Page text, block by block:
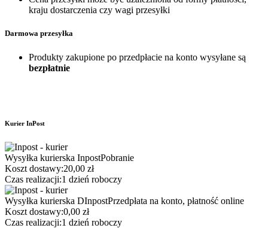
kraju dostarczenia czy wagi przesyłki
Darmowa przesyłka
Produkty zakupione po przedpłacie na konto wysyłane są
bezpłatnie
Kurier InPost
Wysyłka kurierska InpostPobranie
Koszt dostawy:20,00 zł
Czas realizacji:1 dzień roboczy
Wysyłka kurierska DInpostPrzedpłata na konto, płatność online
Koszt dostawy:0,00 zł
Czas realizacji:1 dzień roboczy